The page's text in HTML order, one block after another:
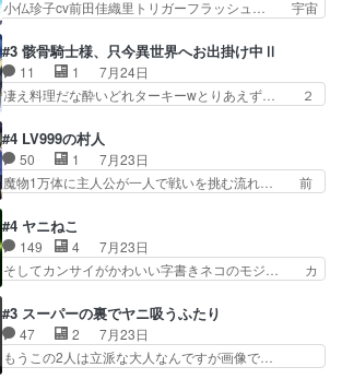
菜園の領地の外まで開墾…
ず、尺の都合なのか原作漫画の細か… 除霊士カム
昭和キッズを恐怖のどん底へ突… 現代で有名な口
裂け女登場！お市ちゃん、ポ… ろくろ首の除霊シ
ーン「悪霊退散」のパチン…
小仏珍子cv前田佳織里トリガーフラッシュ… 宇宙
いたぶってるのか！？Cパートで懐か… 普通にド
ッジが激アツ。いや羽仁衣が初めて… 優谷優の声
優に「ちんこ」って言わせてて興… 珍子ちゃ
ん………！！！！？！先週に引き続… これは意図
限ったことでなく、最近のアニ… 東山朱莉
（AkariHIGASHIYAM… こんなに可憐で可愛い泣
き虫メイドが僅か3…
#3 骸骨騎士様、只今異世界へお出掛け中Ⅱ
11 1
7月24日
凄え料理だな酔いどれターキーwとりあえず… ２
いの良いお兄ちゃん！！現場も楽しかっ… 第３話
をｄアニメストアで視聴しました。視… ローデン
王国ホーバン領を訪れたアーク一行… 1期に引き
続き２期にも出演させていただけ… 1期の頃から
題解決特筆する事は無いが、… 今週もありがとう
ございます耳がヒクヒクな… 時計台に登ってるの
見ると挟まれないか心配…
#4 LV999の村人
50 1
7月23日
魔物1万体に主人公が一人で戦いを挑む流れ… 前
を魔物と人間に殺された鏡の生い立ち。… 勇者た
ちを信じてアリスを預ける、鏡を信じ… 勇者パー
ティが仲間になった！？会話が通じ… 鏡の過去、
辛すぎて胸が苦しくなりました…… 最初、勇者パ
コちゃんの性別が間違えられ… 鏡の両親がモンス
ターと人間にそれぞれ命を… 胸が苦しくなるほど
鏡くんの過去がとても残…
#4 ヤニねこ
149 4
7月23日
そしてカンサイがかわいい字書きネコのモジ… カ
は『ちんこ』によってリミッターが外れ… 今回は
汚い要素あまりなく普通にギャグアニ… あとアイ
キャッチが釈迦だったの本当に最高… まー、今回
もコンプライアンス違反にどこま… 達郎のオチに
#3 スーパーの裏でヤニ吸うふたり
47 2
7月23日
もうこの2人は立派な大人なんですが画像で…